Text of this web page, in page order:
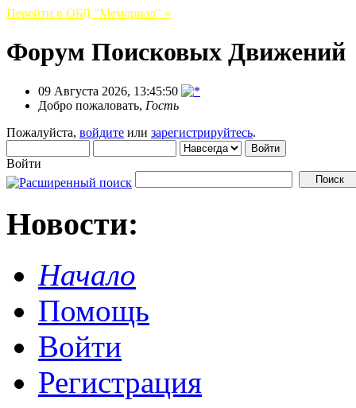
Перейти в ОБД "Мемориал" »
Форум Поисковых Движений
09 Августа 2026, 13:45:50
Добро пожаловать, Гость
Пожалуйста, войдите или зарегистрируйтесь.
Войти
Новости:
Начало
Помощь
Войти
Регистрация